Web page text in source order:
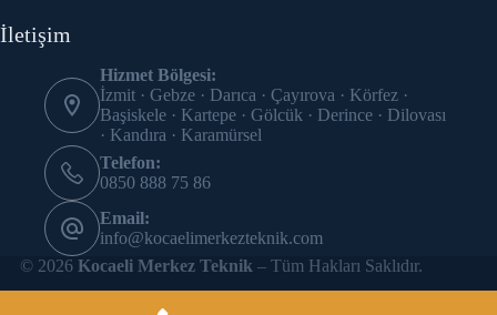
Hacklink panel
Hacklink panel
Hacklink panel
Hacklink panel
Hacklink panel
İletişim
Hizmet Bölgesi:
İzmit · Gebze · Darıca · Çayırova · Körfez ·
Başiskele · Kartepe · Gölcük · Derince · Dilovası
· Kandıra · Karamürsel
Telefon:
0850 888 75 86
Email:
info@kocaelimerkezteknik.com
© 2026Kocaeli Merkez Teknik – Tüm Hakları Saklıdır.